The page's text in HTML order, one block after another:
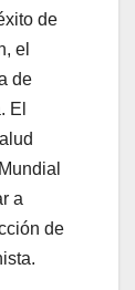
de
el
de
El
a
de